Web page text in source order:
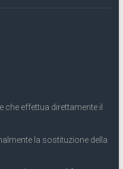
effettua direttamente il
la sostituzione della